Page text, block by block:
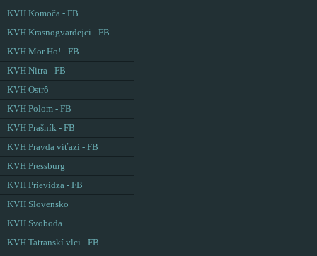
KVH Komoča - FB
KVH Krasnogvardejci - FB
KVH Mor Ho! - FB
KVH Nitra - FB
KVH Ostrô
KVH Polom - FB
KVH Prašník - FB
KVH Pravda víťazí - FB
KVH Pressburg
KVH Prievidza - FB
KVH Slovensko
KVH Svoboda
KVH Tatranskí vlci - FB